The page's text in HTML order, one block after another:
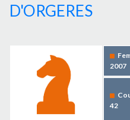
D'ORGERES
2007
42